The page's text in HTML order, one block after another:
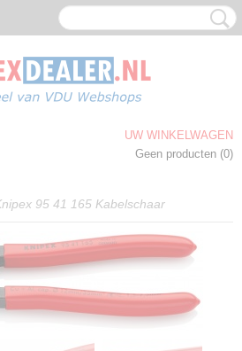
UW WINKELWAGEN
Geen producten (0)
95 41 165 Kabelschaar